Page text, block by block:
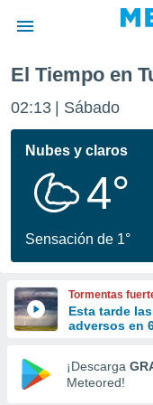
de
por
se
calidad.
a este
las
y
forma
digital
basada
El Tiempo en
02:13 Sábado
Nubes y claros
4°
Sensación de 1°
Tormentas
Esta tarde
adversos en
¡Descarga
Meteored!